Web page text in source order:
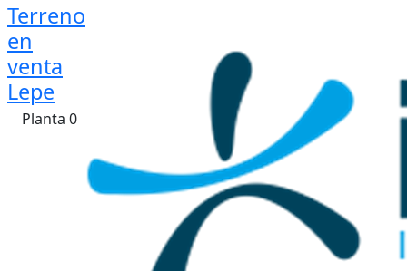
Terreno
en
venta
Lepe
Planta 0